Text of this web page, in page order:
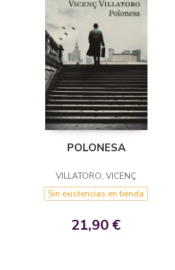
POLONESA
VILLATORO, VICENÇ
Sin existencias en tienda
21,90 €